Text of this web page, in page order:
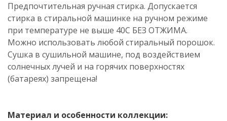
Предпочтительная ручная стирка. Допускается
стирка в стиральной машинке на ручном режиме
при температуре не выше 40C БЕЗ ОТЖИМА.
Можно использовать любой стиральный порошок.
Сушка в сушильной машине, под воздействием
солнечных лучей и на горячих поверхностях
(батареях) запрещена!
Материал и особенности коллекции: